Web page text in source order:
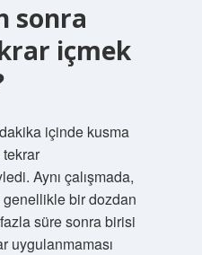
sonra
içmek
içinde kusma
Aynı çalışmada,
bir dozdan
süre sonra birisi
uygulanmaması